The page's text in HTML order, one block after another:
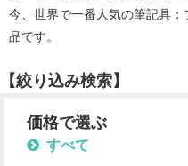
今、世界で一番人気の筆記具
品です。
【絞り込み検索】
価格で選ぶ
すべて